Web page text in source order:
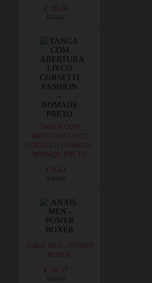
€ 16,26
€ 19,51
TANGA COM
ABERTURA LIVCO
CORSETTI FASHION -
NOMADE PRETO
€ 9,43
€ 11,00
ANAIS MEN - POWER
BOXER
€ 16,57
€ 20,16